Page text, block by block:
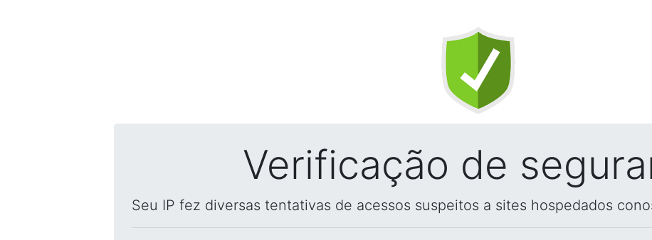
Verificação de
Seu IP fez diversas tentativas de acessos suspeitos a sites hospedados